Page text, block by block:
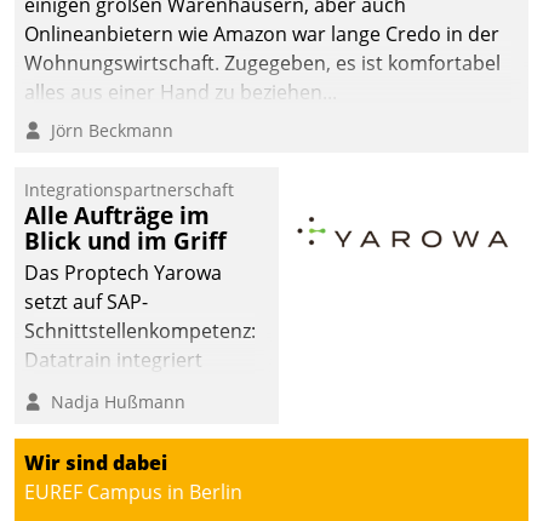
Onlineanbietern wie Amazon war lange Credo in der
Wohnungswirtschaft. Zugegeben, es ist komfortabel
alles aus einer Hand zu beziehen...
Jörn Beckmann
Integrationspartnerschaft
Alle Aufträge im
Blick und im Griff
Das Proptech Yarowa
setzt auf SAP-
Schnittstellenkompetenz:
Datatrain integriert
Yarowas Portal zur
Vergabe und Verwaltung
von Aufträgen der
operativen
Instandhaltung in die
Nadja Hußmann
Wir sind dabei
EUREF Campus in Berlin